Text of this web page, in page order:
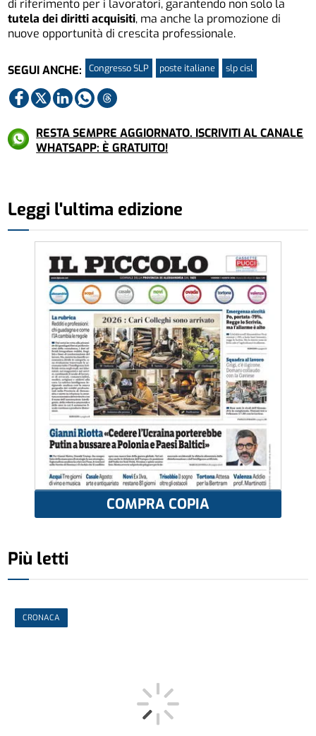
di riferimento per i lavoratori, garantendo non solo la
tutela dei diritti acquisiti, ma anche la promozione di
nuove opportunità di crescita professionale.
SEGUI ANCHE: Congresso SLP poste italiane slp cisl
RESTA SEMPRE AGGIORNATO. ISCRIVITI AL CANALE
WHATSAPP: È GRATUITO!
Leggi l'ultima edizione
COMPRA COPIA
Più letti
CRONACA